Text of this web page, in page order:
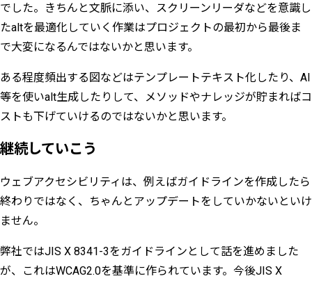
でした。きちんと文脈に添い、スクリーンリーダなどを意識し
たaltを最適化していく作業はプロジェクトの最初から最後ま
で大変になるんではないかと思います。
ある程度頻出する図などはテンプレートテキスト化したり、AI
等を使いalt生成したりして、メソッドやナレッジが貯まればコ
ストも下げていけるのではないかと思います。
継続していこう
ウェブアクセシビリティは、例えばガイドラインを作成したら
終わりではなく、ちゃんとアップデートをしていかないといけ
ません。
弊社ではJIS X 8341-3をガイドラインとして話を進めました
が、これはWCAG2.0を基準に作られています。今後JIS X